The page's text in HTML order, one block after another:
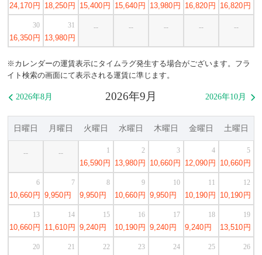
24,170円 18,250円 15,400円 15,640円 13,980円 16,820円 16,820円
16,350円
30
13,980円
31 -- -- -- -- --
※カレンダーの運賃表示にタイムラグ発生する場合がございます。フラ
イト検索の画面にて表示される運賃に準じます。
2026年9月
 2026年8月 2026年10月 
日曜日 月曜日 火曜日 水曜日 木曜日 金曜日 土曜日
-- --
16,590 円
1
13,980 円
2
10,660 円
3
12,090 円
4
10,660 円
5
10,660 円
6
9,950 円
7
9,950 円
8
10,660 円
9
9,950 円
10
10,190 円
11
10,190 円
12
10,660 円
13
11,610 円
14
9,240 円
15
10,190 円
16
9,240 円
17
9,240 円
18
13,510 円
19
20 21 22 23 24 25 26